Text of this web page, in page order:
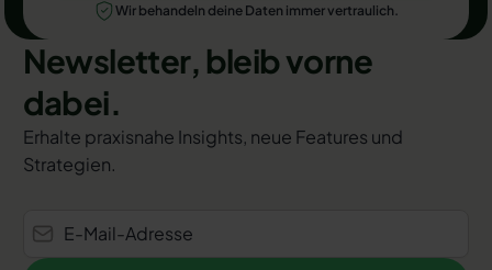
Wir behandeln deine Daten immer vertraulich.
Newsletter, bleib vorne
dabei.
Erhalte praxisnahe Insights, neue Features und
Strategien.